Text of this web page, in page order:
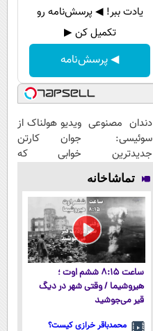
یادت ببر! ◀ پرسش‌نامه رو
تکمیل کن ▶
◀ پرسش‌نامه
دندان مصنوعی
سوئیسی:
جدیدترین
فناوری اروپا،
سبک و مقاوم |
پرداخت قسطی
ویدیو هولناک از
جوان کارتن
خوابی که
تماشاخانه
ساعت ۸:۱۵ ششم اوت ؛
هیروشیما / وقتی شهر در دیگ
قیر می‌جوشید
محمدباقر خرازی کیست؟